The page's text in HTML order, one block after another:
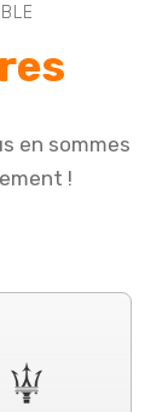
en sommes
!